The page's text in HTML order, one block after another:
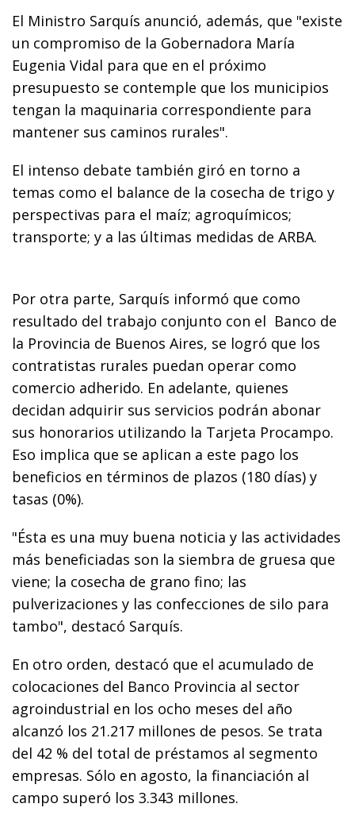
El Ministro Sarquís anunció, además, que "existe
un compromiso de la Gobernadora María
Eugenia Vidal para que en el próximo
presupuesto se contemple que los municipios
tengan la maquinaria correspondiente para
mantener sus caminos rurales".
El intenso debate también giró en torno a
temas como el balance de la cosecha de trigo y
perspectivas para el maíz; agroquímicos;
transporte; y a las últimas medidas de ARBA.
Por otra parte, Sarquís informó que como
resultado del trabajo conjunto con el Banco de
la Provincia de Buenos Aires, se logró que los
contratistas rurales puedan operar como
comercio adherido. En adelante, quienes
decidan adquirir sus servicios podrán abonar
sus honorarios utilizando la Tarjeta Procampo.
Eso implica que se aplican a este pago los
beneficios en términos de plazos (180 días) y
tasas (0%).
"Ésta es una muy buena noticia y las actividades
más beneficiadas son la siembra de gruesa que
viene; la cosecha de grano fino; las
pulverizaciones y las confecciones de silo para
tambo", destacó Sarquís.
En otro orden, destacó que el acumulado de
colocaciones del Banco Provincia al sector
agroindustrial en los ocho meses del año
alcanzó los 21.217 millones de pesos. Se trata
del 42 % del total de préstamos al segmento
empresas. Sólo en agosto, la financiación al
campo superó los 3.343 millones.